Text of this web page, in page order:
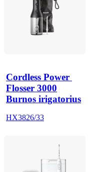
Cordless Power
Flosser 3000
Burnos irigatorius
HX3826/33